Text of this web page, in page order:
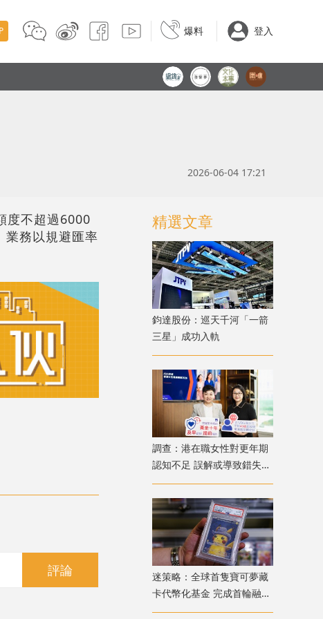
爆料 登入
2026-06-04 17:21
度不超過6000
業務以規避匯率
評論
精選文章
鈞達股份：巡天千河「一箭
三星」成功入軌
調查：港在職女性對更年期
認知不足 誤解或導致錯失
「黃金預防期」
迷策略：全球首隻寶可夢藏
卡代幣化基金 完成首輪融資
兼獲超購